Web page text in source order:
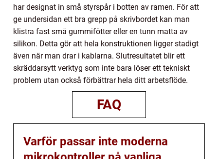
har designat in små styrspår i botten av ramen. För att
ge undersidan ett bra grepp på skrivbordet kan man
klistra fast små gummifötter eller en tunn matta av
silikon. Detta gör att hela konstruktionen ligger stadigt
även när man drar i kablarna. Slutresultatet blir ett
skräddarsytt verktyg som inte bara löser ett tekniskt
problem utan också förbättrar hela ditt arbetsflöde.
FAQ
Varför passar inte moderna